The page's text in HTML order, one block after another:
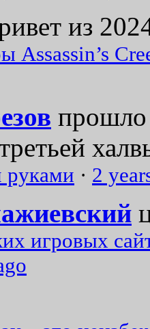
из
Assassin’s
прошло
руками · 2
игровых